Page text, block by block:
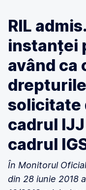
RIL
instanței
având ca
solicitate
cadrul
cadrul
În Monitorul
din 28 iunie 2018